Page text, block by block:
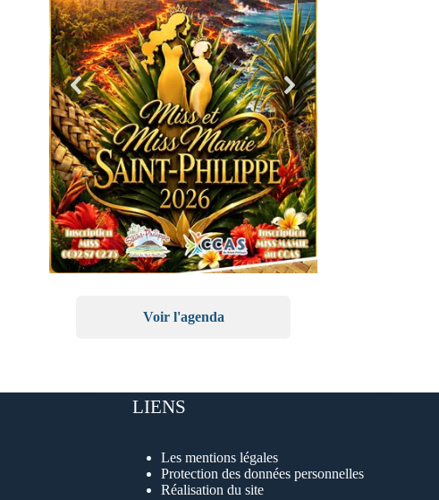
Voir l'agenda
LIENS
Les mentions légales
Protection des données personnelles
Réalisation du site